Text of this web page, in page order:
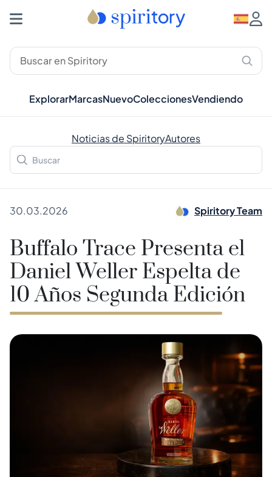
ExplorarMarcasNuevoColeccionesVendiendo
Noticias de SpiritoryAutores
30.03.2026 Spiritory Team
Buffalo Trace Presenta el
Daniel Weller Espelta de
10 Años Segunda Edición